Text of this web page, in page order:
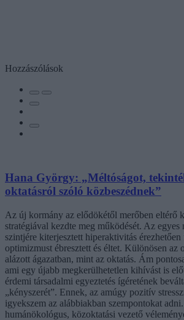
Hozzászólások
Hana György: „Méltóságot,
oktatásról szóló közbeszédnek”
Az új kormány az elődökétől merőben eltérő
stratégiával kezdte meg működését. Az
szintjére kiterjesztett hiperaktivitás érezhetően
optimizmust ébresztett és éltet. Különösen az
alázott ágazatban, mint az oktatás. Ám
ami egy újabb megkerülhetetlen kihívást is
érdemi társadalmi egyeztetés ígéretének
„kényszerét”. Ennek, az amúgy pozitív
igyekszem az alábbiakban szempontokat
humánökológus, közoktatási vezető